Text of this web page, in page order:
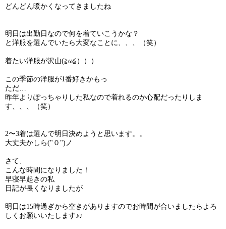
どんどん暖かくなってきましたね
明日は出勤日なので何を着ていこうかな？
と洋服を選んでいたら大変なことに、、、（笑）
着たい洋服が沢山(≧ω≦）））
この季節の洋服が1番好きかもっ
ただ…
昨年よりぽっちゃりした私なので着れるのか心配だったりしま
す、、、（笑）
2〜3着は選んで明日決めようと思います。。
大丈夫かしら("０")ノ
さて、
こんな時間になりました！
早寝早起きの私
日記が長くなりましたが
明日は15時過ぎから空きがありますのでお時間が合いましたらよろ
しくお願いいたします♪♪